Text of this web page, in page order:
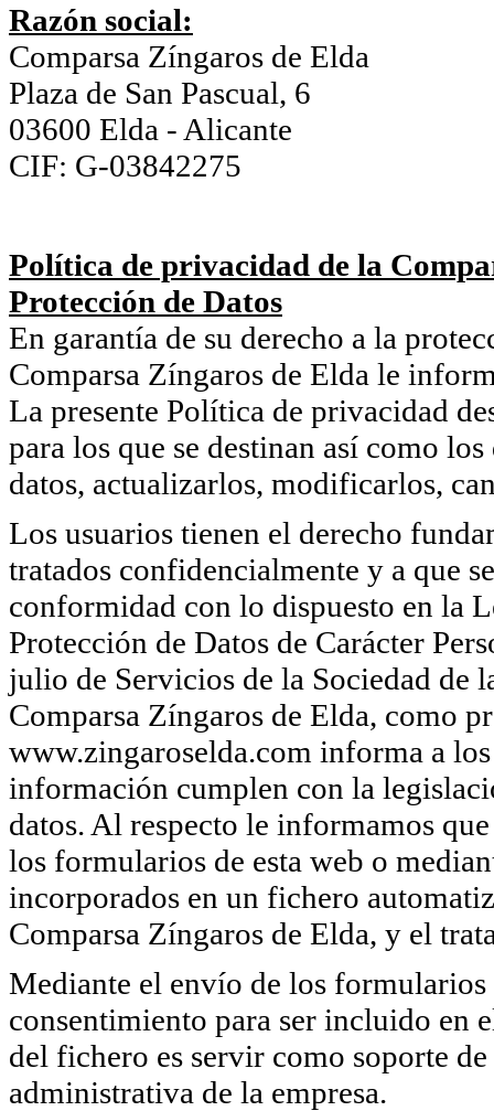
Razón social:
Comparsa Zíngaros de Elda
Plaza de San Pascual, 6
03600 Elda - Alicante
CIF: G-03842275
Política de privacidad de la
Protección de Datos
En garantía de su derecho a la
Comparsa Zíngaros de Elda le
La presente Política de privacidad
para los que se destinan así como
datos, actualizarlos, modificarlos,
Los usuarios tienen el derecho
tratados confidencialmente y a que
conformidad con lo dispuesto en la
Protección de Datos de Carácter
julio de Servicios de la Sociedad
Comparsa Zíngaros de Elda, como
www.zingaroselda.com informa a
información cumplen con la
datos. Al respecto le informamos
los formularios de esta web o
incorporados en un fichero
Comparsa Zíngaros de Elda, y el
Mediante el envío de los formularios
consentimiento para ser incluido en
del fichero es servir como soporte
administrativa de la empresa.